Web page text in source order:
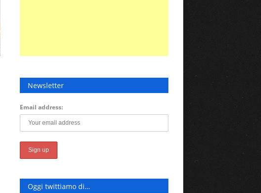
Newsletter
Email address:
Oggi twittiamo di…